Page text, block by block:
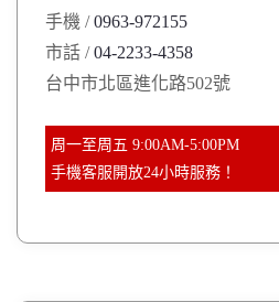
:
手機 /0963-972155
市話 /04-2233-4358
台中市北區進化路502號
周一至周五 9:00AM-5:00PM
手機客服開放24小時服務！